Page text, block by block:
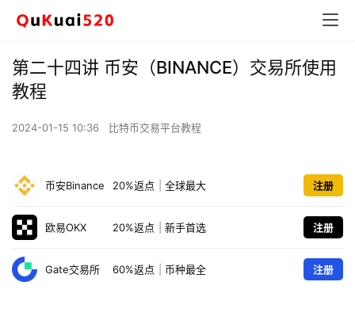
第二十四讲 币安（BINANCE）交易所使用
教程
2024-01-15 10:36 比特币交易平台教程
币安Binance 20%返点 全球最大 注册
欧易OKX 20%返点 新手首选 注册
Gate交易所 60%返点 币种最全 注册